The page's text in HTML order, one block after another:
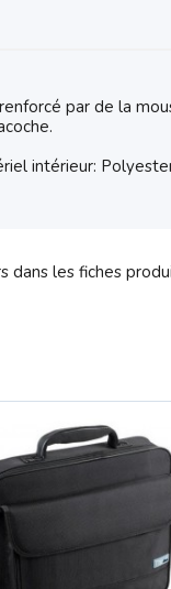
par de la
intérieur:
dans les fiches